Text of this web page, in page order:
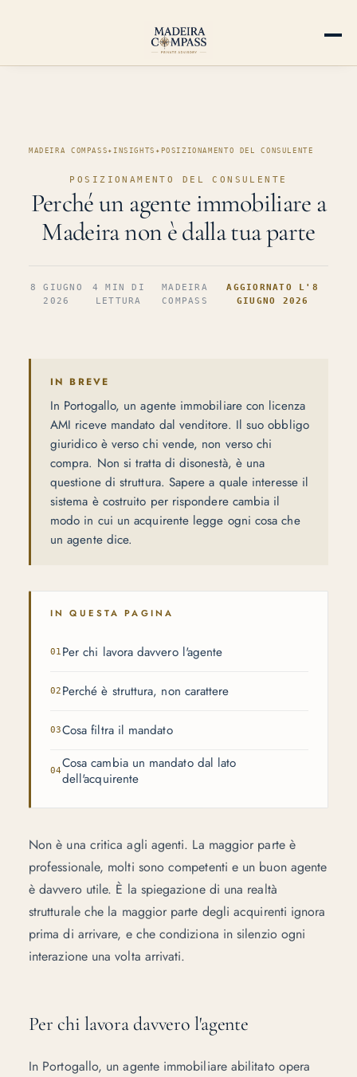
MADEIRA COMPASS ✦ INSIGHTS ✦ POSIZIONAMENTO DEL CONSULENTE
POSIZIONAMENTO DEL CONSULENTE
Perché un agente immobiliare a
Madeira non è dalla tua parte
8 GIUGNO
2026
4 MIN DI
LETTURA
MADEIRA
COMPASS
AGGIORNATO L'8
GIUGNO 2026
IN BREVE
In Portogallo, un agente immobiliare con licenza
AMI riceve mandato dal venditore. Il suo obbligo
giuridico è verso chi vende, non verso chi
compra. Non si tratta di disonestà, è una
questione di struttura. Sapere a quale interesse il
sistema è costruito per rispondere cambia il
modo in cui un acquirente legge ogni cosa che
un agente dice.
IN QUESTA PAGINA
Per chi lavora davvero l'agente
Perché è struttura, non carattere
Cosa filtra il mandato
Cosa cambia un mandato dal lato
dell'acquirente
Non è una critica agli agenti. La maggior parte è
professionale, molti sono competenti e un buon agente
è davvero utile. È la spiegazione di una realtà
strutturale che la maggior parte degli acquirenti ignora
prima di arrivare, e che condiziona in silenzio ogni
interazione una volta arrivati.
Per chi lavora davvero l'agente
In Portogallo, un agente immobiliare abilitato opera